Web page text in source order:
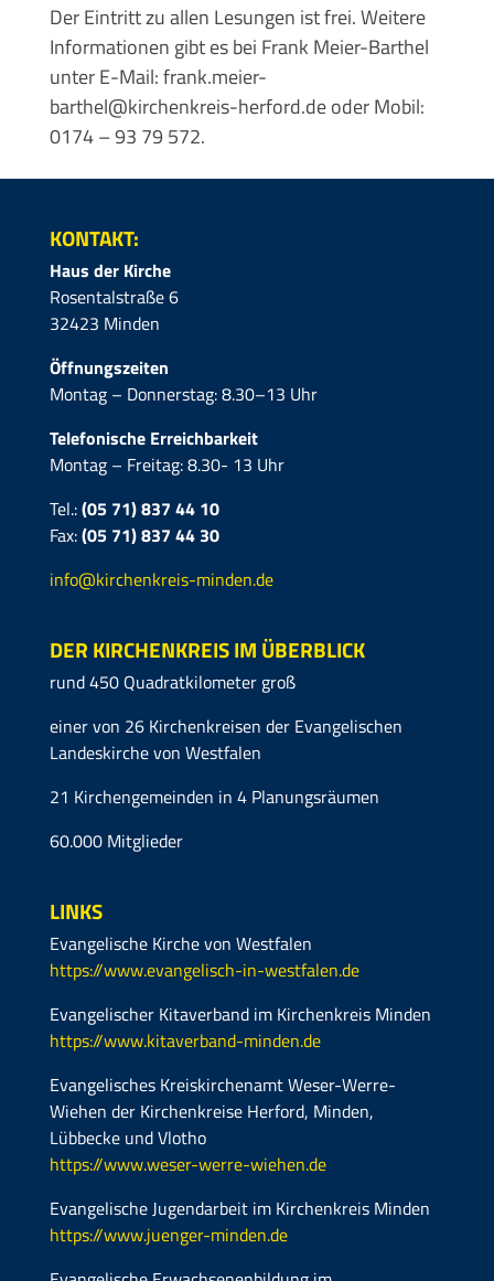
Der Eintritt zu allen Lesungen ist frei. Weitere
Informationen gibt es bei Frank Meier-Barthel
unter E-Mail: frank.meier-
barthel@kirchenkreis-herford.de oder Mobil:
0174 – 93 79 572.
KONTAKT:
Haus der Kirche
Rosentalstraße 6
32423 Minden
Öffnungszeiten
Montag – Donnerstag: 8.30–13 Uhr
Telefonische Erreichbarkeit
Montag – Freitag: 8.30- 13 Uhr
Tel.:(05 71) 837 44 10
Fax:(05 71)837 44 30
info@kirchenkreis-minden.de
DER KIRCHENKREIS IM ÜBERBLICK
rund 450 Quadratkilometer groß
einer von 26 Kirchenkreisen der Evangelischen
Landeskirche von Westfalen
21 Kirchengemeinden in 4 Planungsräumen
60.000 Mitglieder
LINKS
Evangelische Kirche von Westfalen
https://www.evangelisch-in-westfalen.de
Evangelischer Kitaverband im Kirchenkreis Minden
https://www.kitaverband-minden.de
Evangelisches Kreiskirchenamt Weser-Werre-
Wiehen der Kirchenkreise Herford, Minden,
Lübbecke und Vlotho
https://www.weser-werre-wiehen.de
Evangelische Jugendarbeit im Kirchenkreis Minden
https://www.juenger-minden.de